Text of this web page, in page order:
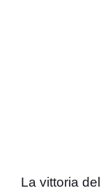
La vittoria